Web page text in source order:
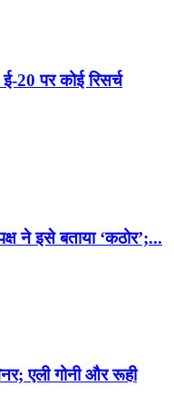
20 पर कोई रिसर्च
ने इसे बताया ‘कठोर’;...
एली गोनी और रूही